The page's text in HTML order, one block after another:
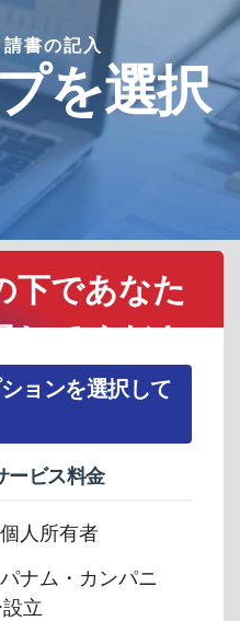
書の記入
を選択
下であなた
してくださ
ョンを選択して
ービス料金
人所有者
ナム・カンパニ
立